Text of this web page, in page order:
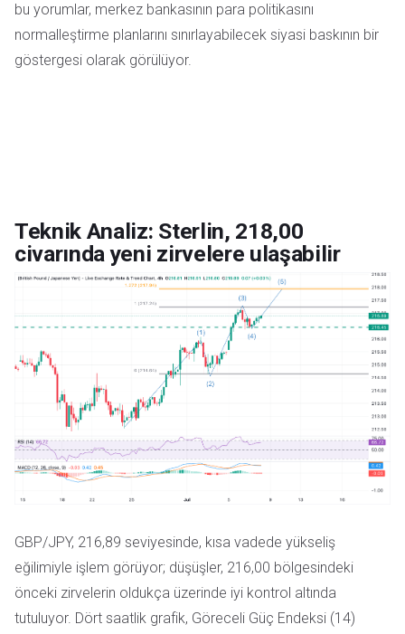
bu yorumlar, merkez bankasının para politikasını
normalleştirme planlarını sınırlayabilecek siyasi baskının bir
göstergesi olarak görülüyor.
Teknik Analiz: Sterlin, 218,00
civarında yeni zirvelere ulaşabilir
GBP/JPY, 216,89 seviyesinde, kısa vadede yükseliş
eğilimiyle işlem görüyor; düşüşler, 216,00 bölgesindeki
önceki zirvelerin oldukça üzerinde iyi kontrol altında
tutuluyor. Dört saatlik grafik, Göreceli Güç Endeksi (14)